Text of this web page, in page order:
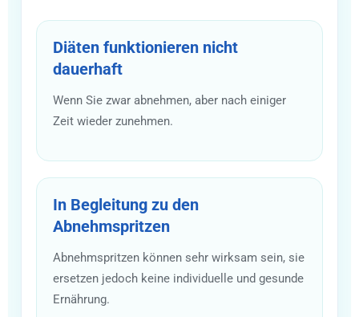
Diäten funktionieren nicht
dauerhaft
Wenn Sie zwar abnehmen, aber nach einiger
Zeit wieder zunehmen.
In Begleitung zu den
Abnehmspritzen
Abnehmspritzen können sehr wirksam sein, sie
ersetzen jedoch keine individuelle und gesunde
Ernährung.